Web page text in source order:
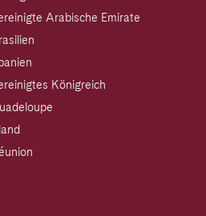
Arabische Emirate
Königreich